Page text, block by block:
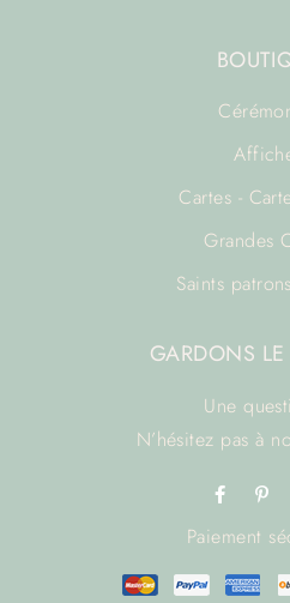
Cartes -
Grandes
Saints
GARDONS
Une
N’hésitez pas à
Paiement